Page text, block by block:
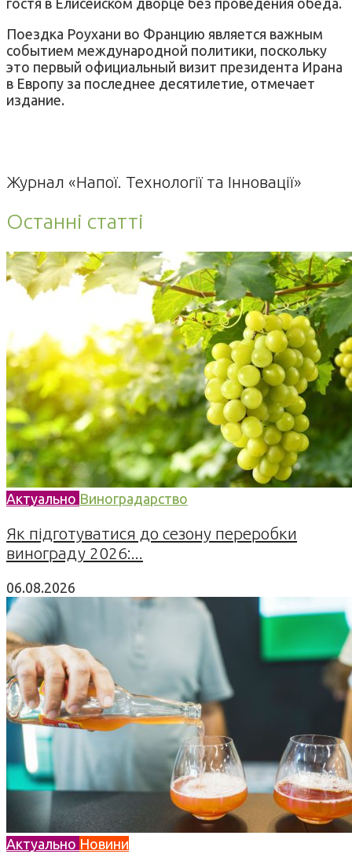
Поездка Роухани во Францию является важным
событием международной политики, поскольку
это первый официальный визит президента Ирана
в Европу за последнее десятилетие, отмечает
издание.
Журнал «Напої. Технології та Інновації»
Останні статті
Актуально Виноградарство
Як підготуватися до сезону переробки
винограду 2026:...
06.08.2026
Актуально Новини